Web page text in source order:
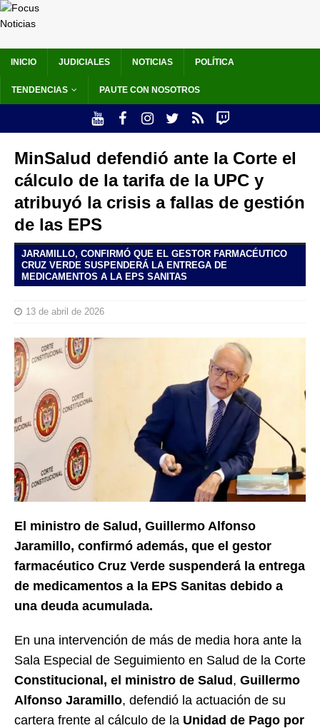
INICIO JUDICIALES NOTICIAS POLÍTICA
TENDENCIAS PAUTE CON NOSOTROS
MinSalud defendió ante la Corte el
cálculo de la tarifa de la UPC y
atribuyó la crisis a fallas de gestión
de las EPS
JARAMILLO, CONFIRMÓ QUE EL GESTOR FARMACÉUTICO
CRUZ VERDE SUSPENDERÁ LA ENTREGA DE
MEDICAMENTOS A LA EPS SANITAS
13 de abril de 2026
El ministro de Salud, Guillermo Alfonso
Jaramillo, confirmó además, que el gestor
farmacéutico Cruz Verde suspenderá la entrega
de medicamentos a la EPS Sanitas debido a
una deuda acumulada.
En una intervención de más de media hora ante la
Sala Especial de Seguimiento en Salud de la Corte
Constitucional, el ministro de Salud, Guillermo
Alfonso Jaramillo, defendió la actuación de su
cartera frente al cálculo de la Unidad de Pago por